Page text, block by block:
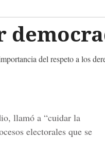
del respeto a los
llamó a “cuidar la
electorales que se